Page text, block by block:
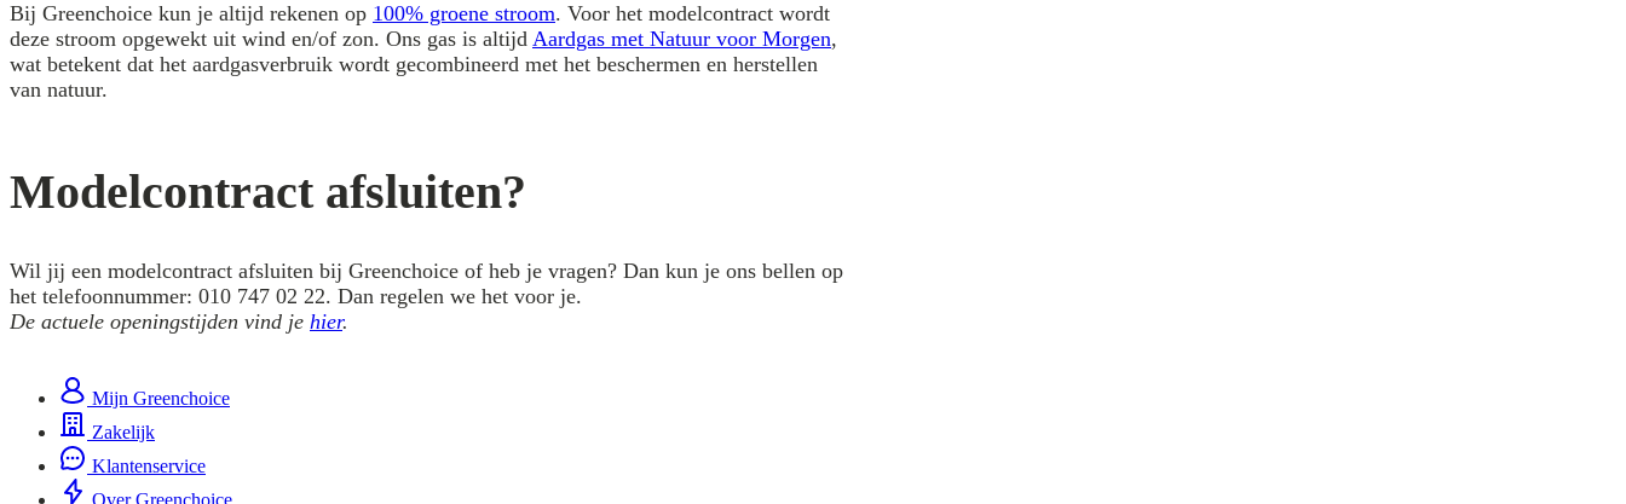
Bij Greenchoice kun je altijd rekenen op 100% groene stroom. Voor het modelcontract wordt
deze stroom opgewekt uit wind en/of zon. Ons gas is altijd Aardgas met Natuur voor Morgen,
wat betekent dat het aardgasverbruik wordt gecombineerd met het beschermen en herstellen
van natuur.
Modelcontract afsluiten?
Wil jij een modelcontract afsluiten bij Greenchoice of heb je vragen? Dan kun je ons bellen op
het telefoonnummer: 010 747 02 22. Dan regelen we het voor je.
De actuele openingstijden vind je hier.
Mijn Greenchoice
Zakelijk
Klantenservice
Over Greenchoice